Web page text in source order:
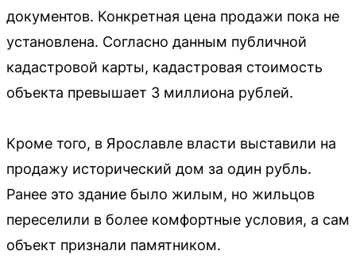
документов. Конкретная цена продажи пока не
установлена. Согласно данным публичной
кадастровой карты, кадастровая стоимость
объекта превышает 3 миллиона рублей.
Кроме того, в Ярославле власти выставили на
продажу исторический дом за один рубль.
Ранее это здание было жилым, но жильцов
переселили в более комфортные условия, а сам
объект признали памятником.